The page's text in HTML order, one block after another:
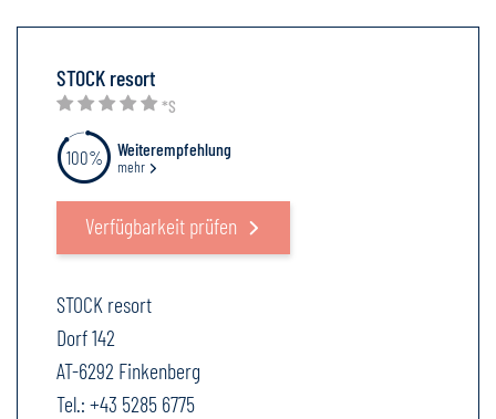
STOCK resort
*S
100% Weiterempfehlung
mehr
Verfügbarkeit prüfen
STOCK resort
Dorf 142
AT-6292 Finkenberg
Tel.: +43 5285 6775